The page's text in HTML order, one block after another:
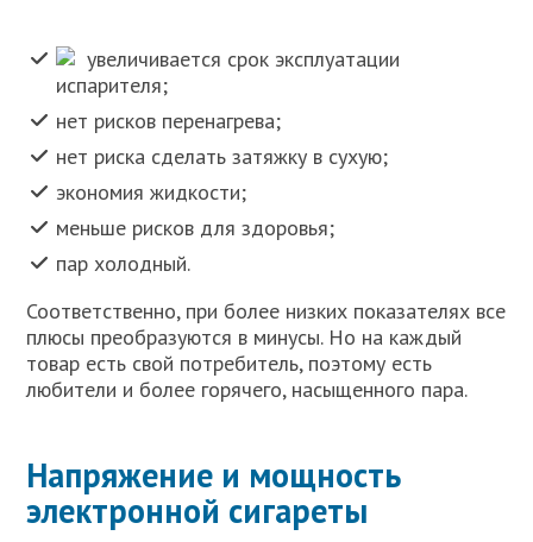
увеличивается срок эксплуатации
испарителя;
нет рисков перенагрева;
нет риска сделать затяжку в сухую;
экономия жидкости;
меньше рисков для здоровья;
пар холодный.
Соответственно, при более низких показателях все
плюсы преобразуются в минусы. Но на каждый
товар есть свой потребитель, поэтому есть
любители и более горячего, насыщенного пара.
Напряжение и мощность
электронной сигареты